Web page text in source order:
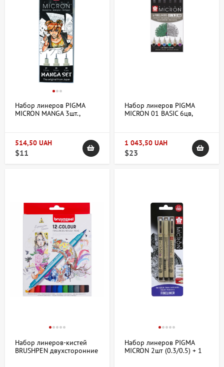
Набор линеров PIGMA
MICRON MANGA 3шт.,
514,50 UAH
$11
Набор линеров PIGMA
MICRON 01 BASIC 6цв,
1 043,50 UAH
$23
Набор линеров-кистей
BRUSHPEN двухсторонние
Набор линеров PIGMA
MICRON 2шт (0.3/0.5) + 1